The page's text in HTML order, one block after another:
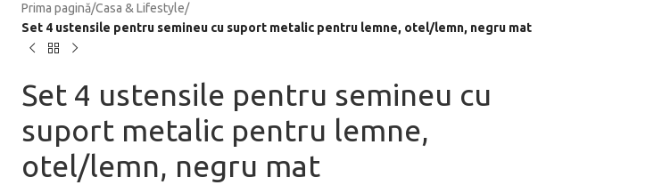
Prima pagină/Casa & Lifestyle/
Set 4 ustensile pentru semineu cu suport metalic pentru lemne, otel/lemn, negru mat
Set 4 ustensile pentru semineu cu
suport metalic pentru lemne,
otel/lemn, negru mat